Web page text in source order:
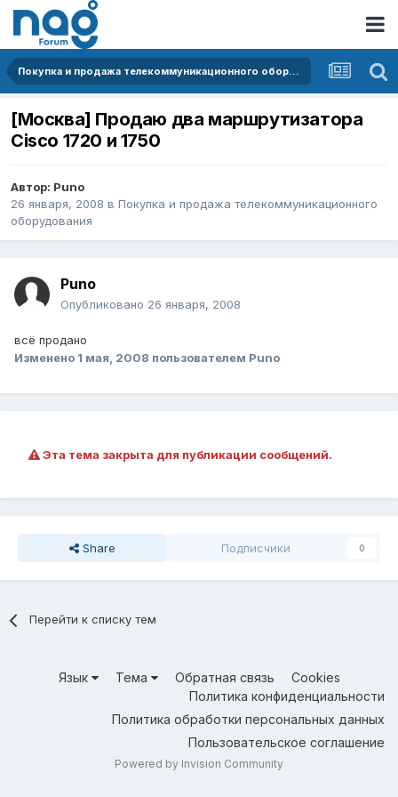
Покупка и продажа телекоммуникационного оборудования
[Москва] Продаю два маршрутизатора
Cisco 1720 и 1750
Автор: Puno
26 января, 2008 в Покупка и продажа телекоммуникационного
оборудования
Puno
Опубликовано 26 января, 2008
всё продано
Изменено 1 мая, 2008 пользователем Puno
Эта тема закрыта для публикации сообщений.
Share Подписчики 0
Перейти к списку тем
Язык Тема Обратная связь
Cookies
Политика конфиденциальности
Политика обработки персональных данных
Пользовательское соглашение
Powered by Invision Community